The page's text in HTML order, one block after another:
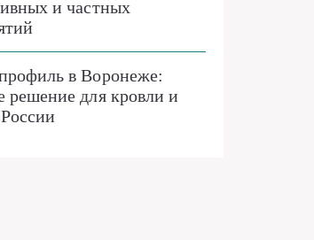
и частных
в Воронеже:
решение для кровли и